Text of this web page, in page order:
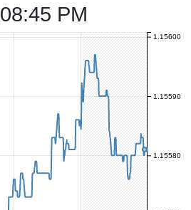
08:45 PM
1.15580
1.15590
1.15600